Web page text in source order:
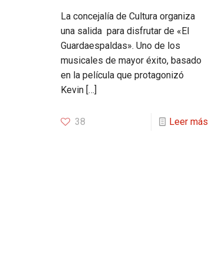
La concejalía de Cultura organiza
una salida para disfrutar de «El
Guardaespaldas». Uno de los
musicales de mayor éxito, basado
en la película que protagonizó
Kevin […]
38 Leer más